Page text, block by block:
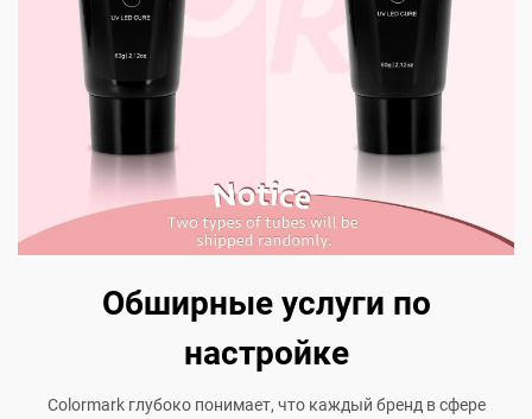
Обширные услуги по
настройке
Colormark глубоко понимает, что каждый бренд в сфере